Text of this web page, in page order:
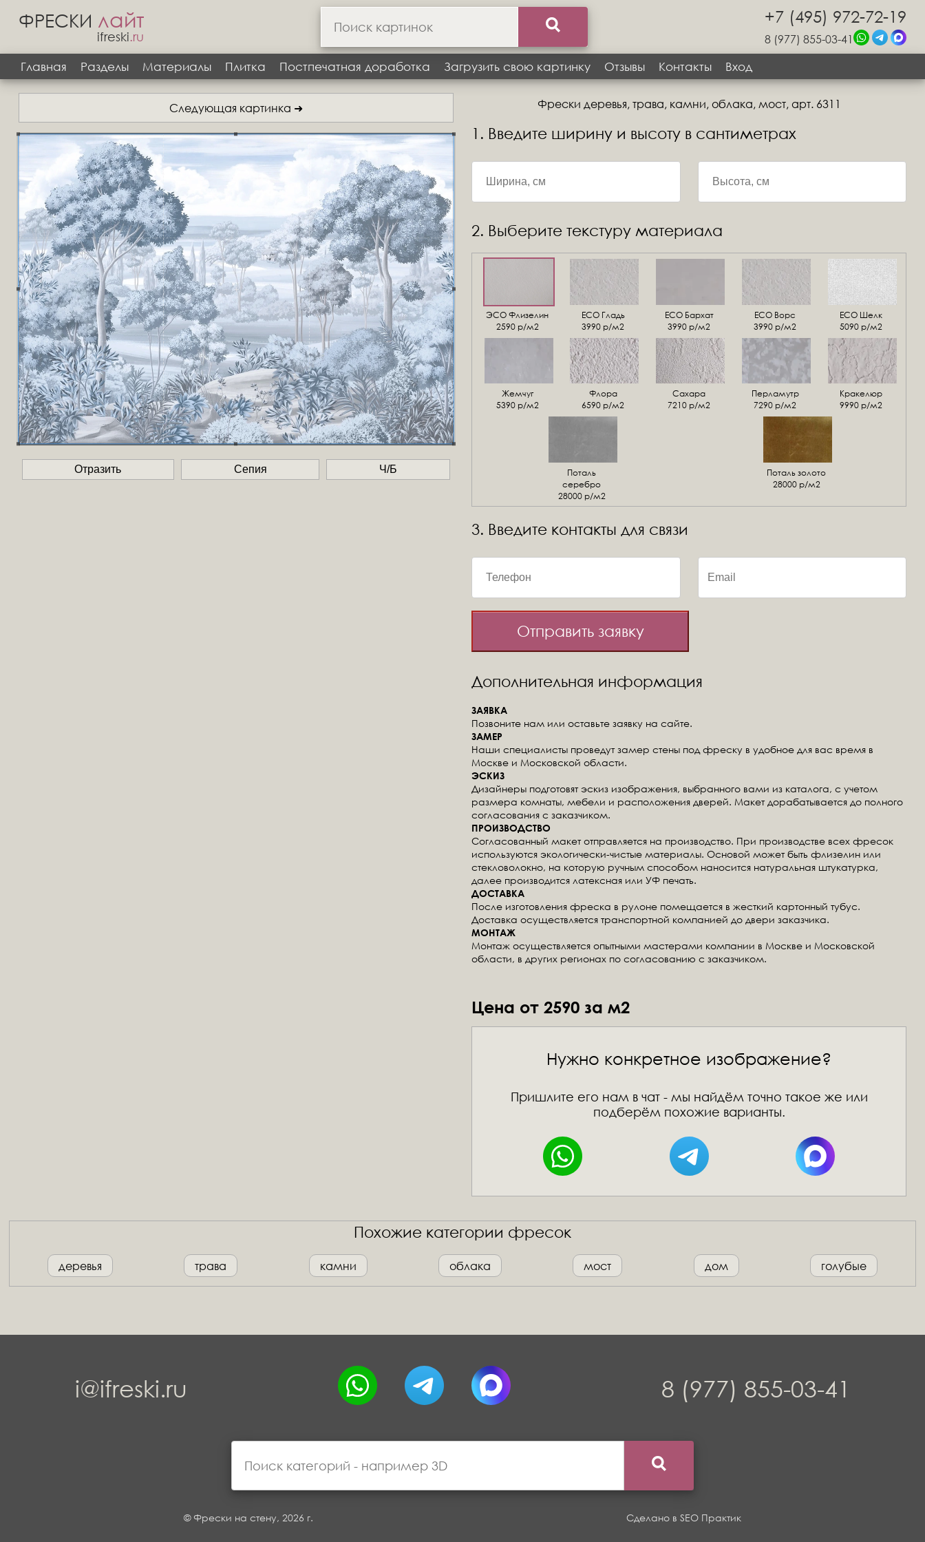
ФРЕСКИ лайт
ifreski.ru
+7 (495) 972-72-19
8 (977) 855-03-41
Главная
Разделы Материалы Плитка Постпечатная доработка Загрузить свою картинку Отзывы Контакты Вход
Следующая картинка ➜
Отразить Сепия Ч/Б
Фрески деревья, трава, камни, облака, мост, арт. 6311
1. Введите ширину и высоту в сантиметрах
2. Выберите текстуру материала
ЭСО Флизелин
2590 р/м2
ЕСО Гладь
3990 р/м2
ECO Бархат
3990 р/м2
ЕСО Ворс
3990 р/м2
ЕСО Шелк
5090 р/м2
Жемчуг
5390 р/м2
Флора
6590 р/м2
Сахара
7210 р/м2
Перламутр
7290 р/м2
Кракелюр
9990 р/м2
Поталь
серебро
28000 р/м2
Поталь золото
28000 р/м2
3. Введите контакты для связи
Отправить заявку
Дополнительная информация
ЗАЯВКА
Позвоните нам или оставьте заявку на сайте.
ЗАМЕР
Наши специалисты проведут замер стены под фреску в удобное для вас время в
Москве и Московской области.
ЭСКИЗ
Дизайнеры подготовят эскиз изображения, выбранного вами из каталога, с учетом
размера комнаты, мебели и расположения дверей. Макет дорабатывается до полного
согласования с заказчиком.
ПРОИЗВОДСТВО
Согласованный макет отправляется на производство. При производстве всех фресок
используются экологически-чистые материалы. Основой может быть флизелин или
стекловолокно, на которую ручным способом наносится натуральная штукатурка,
далее производится латексная или УФ печать.
ДОСТАВКА
После изготовления фреска в рулоне помещается в жесткий картонный тубус.
Доставка осуществляется транспортной компанией до двери заказчика.
МОНТАЖ
Монтаж осуществляется опытными мастерами компании в Москве и Московской
области, в других регионах по согласованию с заказчиком.
Цена от 2590 за м2
Нужно конкретное изображение?
Пришлите его нам в чат - мы найдём точно такое же или
подберём похожие варианты.
Похожие категории фресок
деревья трава камни облака мост дом голубые
i@ifreski.ru 8 (977) 855-03-41
© Фрески на стену, 2026 г. Сделано в SEO Практик